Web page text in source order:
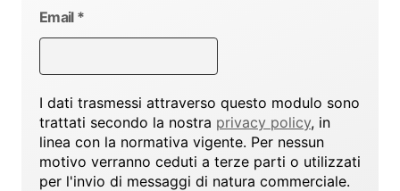
Email *
I dati trasmessi attraverso questo modulo sono
trattati secondo la nostra privacy policy, in
linea con la normativa vigente. Per nessun
motivo verranno ceduti a terze parti o utilizzati
per l'invio di messaggi di natura commerciale.